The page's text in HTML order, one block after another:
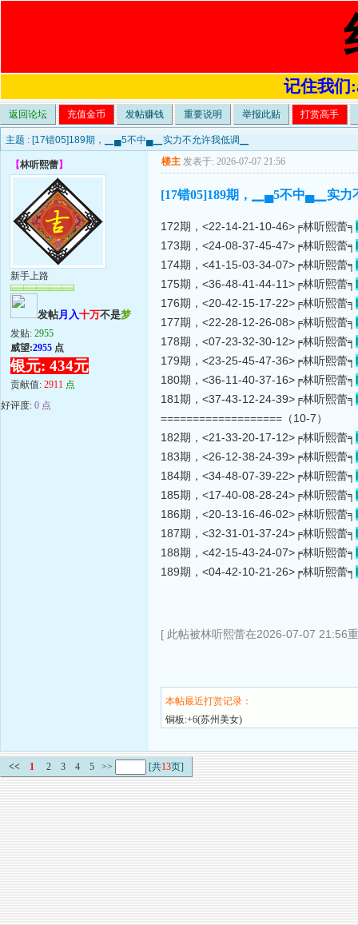
记住我们
返回论坛 充值金币 发帖赚钱 重要说明 举报此贴 打赏高手
主题 : [17错05]189期，▁▄5不中▄▁实力不允许我低调▁
【林听熙蕾】
新手上路
发帖月入十万不是梦
发贴: 2955
威望:2955 点
银元: 434元
贡献值: 2911 点
好评度: 0 点
楼主 发表于: 2026-07-07 21:56
[17错05]189期，▁▄5不中▄▁实力
172期，<22-14-21-10-46>╒林听熙蕾╕
173期，<24-08-37-45-47>╒林听熙蕾╕
174期，<41-15-03-34-07>╒林听熙蕾╕
175期，<36-48-41-44-11>╒林听熙蕾╕
176期，<20-42-15-17-22>╒林听熙蕾╕
177期，<22-28-12-26-08>╒林听熙蕾╕
178期，<07-23-32-30-12>╒林听熙蕾╕
179期，<23-25-45-47-36>╒林听熙蕾╕
180期，<36-11-40-37-16>╒林听熙蕾╕
181期，<37-43-12-24-39>╒林听熙蕾╕
===================（10-7）
182期，<21-33-20-17-12>╒林听熙蕾╕
183期，<26-12-38-24-39>╒林听熙蕾╕
184期，<34-48-07-39-22>╒林听熙蕾╕
185期，<17-40-08-28-24>╒林听熙蕾╕
186期，<20-13-16-46-02>╒林听熙蕾╕
187期，<32-31-01-37-24>╒林听熙蕾╕
188期，<42-15-43-24-07>╒林听熙蕾╕
189期，<04-42-10-21-26>╒林听熙蕾╕
[ 此帖被林听熙蕾在2026-07-07 21:56
本帖最近打赏记录：
铜板:+6(苏州美女)
<< 1 2 3 4 5 >> [共13页]